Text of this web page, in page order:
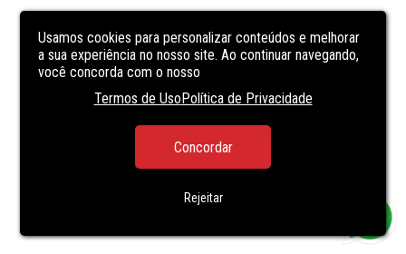
Usamos cookies para personalizar conteúdos e melhorar
a sua experiência no nosso site. Ao continuar navegando,
você concorda com o nosso
Termos de UsoPolítica de Privacidade
Concordar
Rejeitar